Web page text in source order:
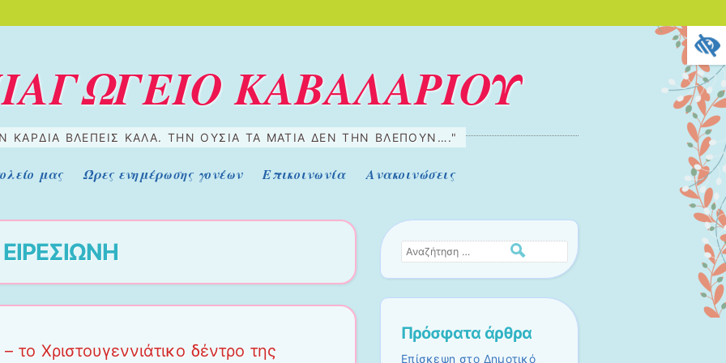
ΚΑΒΑΛΑΡΙΟΥ
ΒΛΈΠΕΙΣ ΚΑΛΆ. ΤΗΝ ΟΥΣΊΑ ΤΑ ΜΆΤΙΑ ΔΕΝ ΤΗΝ ΒΛΈΠΟΥΝ…."
μας Ώρες ενημέρωσης γονέων Επικοινωνία Ανακοινώσεις
ΕΙΡΕΣΙΩΝΗ
το Χριστουγεννιάτικο δέντρο της
Αναζήτηση
Πρόσφατα άρθρα
Επίσκεψη στο Δημοτικό